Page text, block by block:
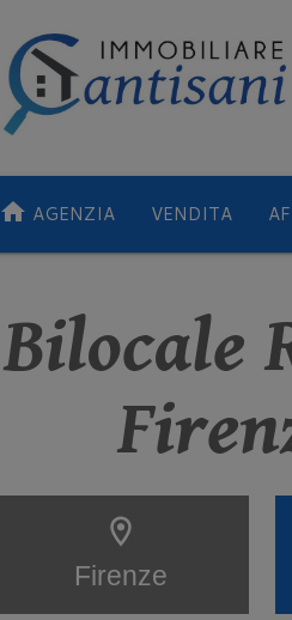
home AGENZIA VENDITA
Bilocale
location_on
Firenze